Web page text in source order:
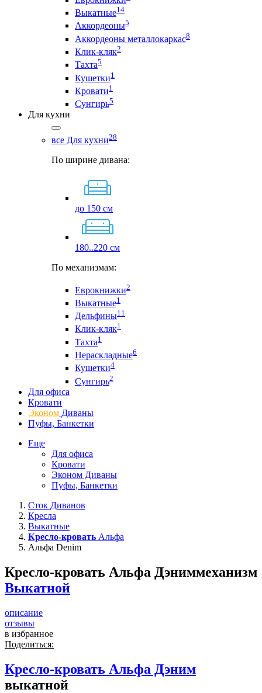
Выкатные14
Аккордеоны5
Аккордеоны металлокаркас8
Клик-кляк2
Тахта5
Кушетки1
Кровати1
Сунгирь5
Для кухни
все Для кухни28
По ширине дивана:
до 150 см
180..220 см
По механизмам:
Еврокнижки2
Выкатные1
Дельфины11
Клик-кляк1
Тахта1
Нераскладные6
Кушетки4
Сунгирь2
Для офиса
Кровати
Эконом Диваны
Пуфы, Банкетки
Еще
Для офиса
Кровати
Эконом Диваны
Пуфы, Банкетки
Сток Диванов
Кресла
Выкатные
Кресло-кровать Альфа
Альфа Denim
Кресло-кровать Альфа Дэниммеханизм
Выкатной
описание
отзывы
в избранное
Поделиться:
Кресло-кровать Альфа Дэним
выкатной